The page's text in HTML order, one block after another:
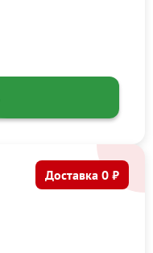
Доставка 0 ₽